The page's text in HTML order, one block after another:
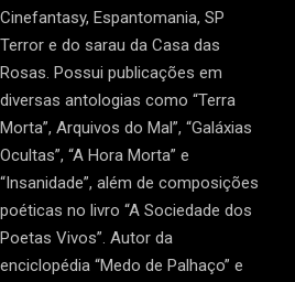
Cinefantasy, Espantomania, SP
Terror e do sarau da Casa das
Rosas. Possui publicações em
diversas antologias como “Terra
Morta”, Arquivos do Mal”, “Galáxias
Ocultas”, “A Hora Morta” e
“Insanidade”, além de composições
poéticas no livro “A Sociedade dos
Poetas Vivos”. Autor da
enciclopédia “Medo de Palhaço” e